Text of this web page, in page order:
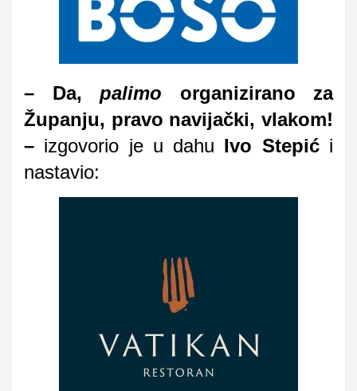
– Da, palimo organizirano za
Županju, pravo navijački, vlakom!
– izgovorio je u dahu Ivo Stepići
nastavio: